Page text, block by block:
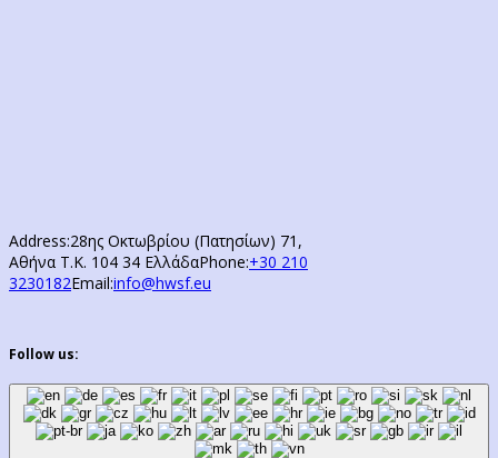
Address:28ης Οκτωβρίου (Πατησίων) 71,
Αθήνα Τ.Κ. 104 34 ΕλλάδαPhone:+30 210
3230182Email:info@hwsf.eu
Follow us: